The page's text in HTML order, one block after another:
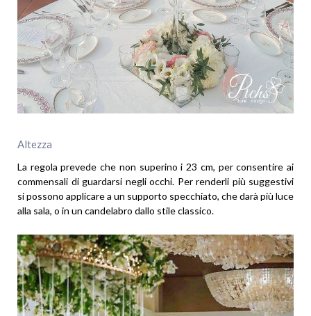
Altezza
La regola prevede che non superino i 23 cm, per consentire ai
commensali di guardarsi negli occhi. Per renderli più suggestivi
si possono applicare a un supporto specchiato, che darà più luce
alla sala, o in un candelabro dallo stile classico.